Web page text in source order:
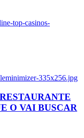
top-casinos-
335x256.jpg
O VAI BUSCAR